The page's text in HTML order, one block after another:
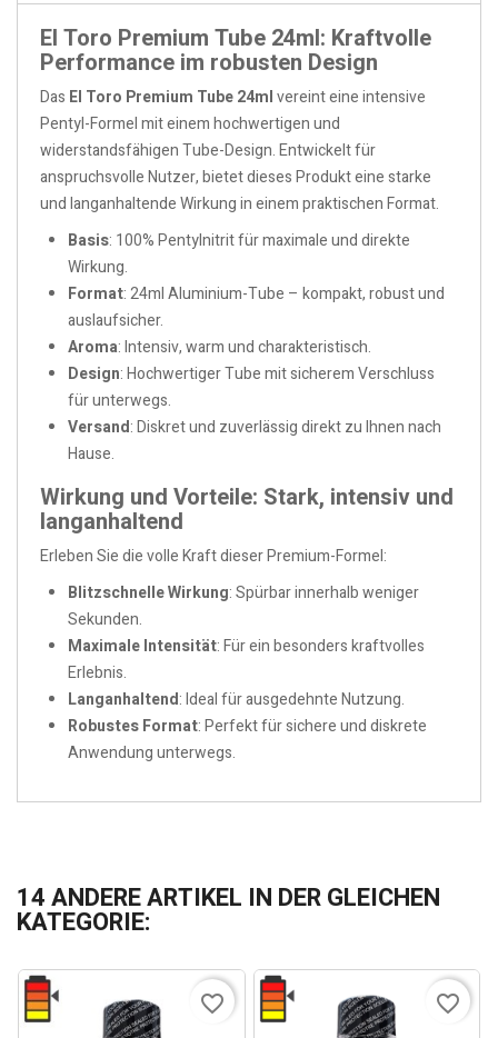
El Toro Premium Tube 24ml: Kraftvolle
Performance im robusten Design
Das El Toro Premium Tube 24mlvereint eine intensive
Pentyl-Formel mit einem hochwertigen und
widerstandsfähigen Tube-Design. Entwickelt für
anspruchsvolle Nutzer, bietet dieses Produkt eine starke
und langanhaltende Wirkung in einem praktischen Format.
Basis: 100% Pentylnitrit für maximale und direkte
Wirkung.
Format: 24ml Aluminium-Tube – kompakt, robust und
auslaufsicher.
Aroma: Intensiv, warm und charakteristisch.
Design: Hochwertiger Tube mit sicherem Verschluss
für unterwegs.
Versand: Diskret und zuverlässig direkt zu Ihnen nach
Hause.
Wirkung und Vorteile: Stark, intensiv und
langanhaltend
Erleben Sie die volle Kraft dieser Premium-Formel:
Blitzschnelle Wirkung: Spürbar innerhalb weniger
Sekunden.
Maximale Intensität: Für ein besonders kraftvolles
Erlebnis.
Langanhaltend: Ideal für ausgedehnte Nutzung.
Robustes Format: Perfekt für sichere und diskrete
Anwendung unterwegs.
14 ANDERE ARTIKEL IN DER GLEICHEN
KATEGORIE:
favorite_border favorite_border